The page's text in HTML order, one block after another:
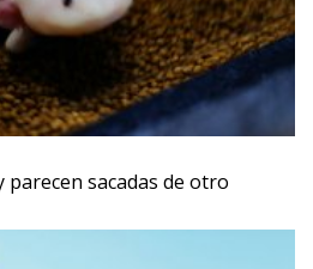
sacadas de otro